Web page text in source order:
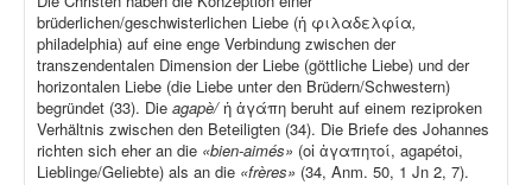
brüderlichen/geschwisterlichen Liebe (ἡ φιλαδελφία,
philadelphia) auf eine enge Verbindung zwischen der
transzendentalen Dimension der Liebe (göttliche Liebe) und der
horizontalen Liebe (die Liebe unter den Brüdern/Schwestern)
begründet (33). Die agapè/ἡ ἀγάπη beruht auf einem reziproken
Verhältnis zwischen den Beteiligten (34). Die Briefe des Johannes
richten sich eher an die «bien-aimés» (οἱ ἀγαπητοί, agapétoi,
Lieblinge/Geliebte) als an die «frères» (34, Anm. 50, 1 Jn 2, 7).